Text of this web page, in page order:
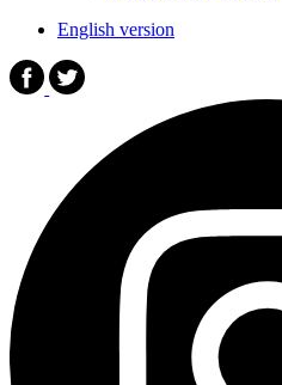
English version